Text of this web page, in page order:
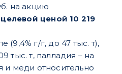
на акцию
ценой 10 219
г/г, до 47 тыс. т),
тыс. т, палладия – на
и меди относительно